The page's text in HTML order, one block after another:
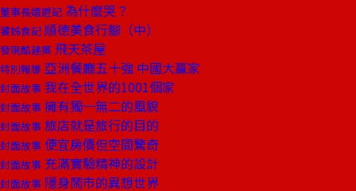
董事長嬉遊記 為什麼哭？
饕姊食記 順德美食行腳（中）
發現酷建築 飛天茶屋
特別報導 亞洲餐廳五十強 中國大贏家
封面故事 我在全世界的1001個家
封面故事 擁有獨一無二的風貌
封面故事 旅店就是旅行的目的
封面故事 便宜房價但空間驚奇
封面故事 充滿實驗精神的設計
封面故事 隱身鬧市的異想世界